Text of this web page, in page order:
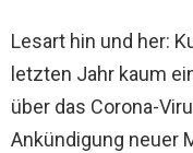
Lesart hin und her:
letzten Jahr kaum
über das Corona-
Ankündigung neuer